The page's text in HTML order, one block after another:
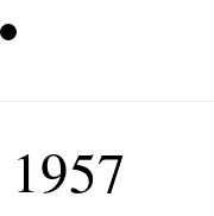
1957